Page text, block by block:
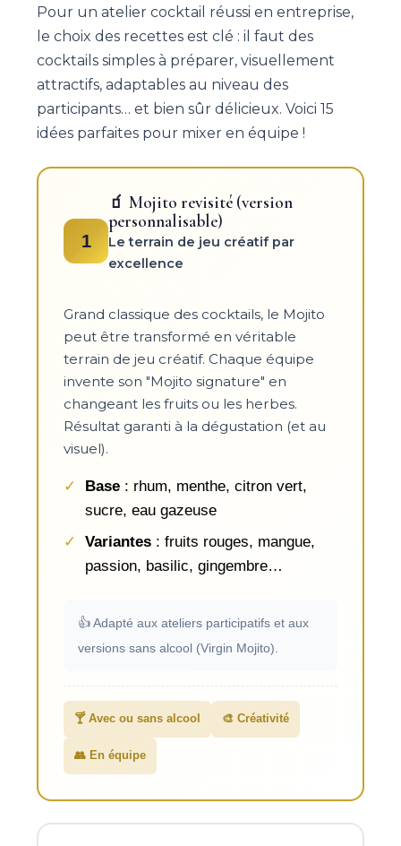
Pour un atelier cocktail réussi en entreprise,
le choix des recettes est clé : il faut des
cocktails simples à préparer, visuellement
attractifs, adaptables au niveau des
participants… et bien sûr délicieux. Voici 15
idées parfaites pour mixer en équipe !
1
🧃 Mojito revisité (version
personnalisable)
Le terrain de jeu créatif par
excellence
Grand classique des cocktails, le Mojito
peut être transformé en véritable
terrain de jeu créatif. Chaque équipe
invente son "Mojito signature" en
changeant les fruits ou les herbes.
Résultat garanti à la dégustation (et au
visuel).
Base : rhum, menthe, citron vert,
sucre, eau gazeuse
Variantes : fruits rouges, mangue,
passion, basilic, gingembre…
👍 Adapté aux ateliers participatifs et aux
versions sans alcool (Virgin Mojito).
🍸 Avec ou sans alcool 🎨 Créativité
👥 En équipe